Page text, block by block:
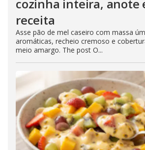
cozinha inteira, anote
receita
Asse pão de mel caseiro com massa
aromáticas, recheio cremoso e
meio amargo. The post O...